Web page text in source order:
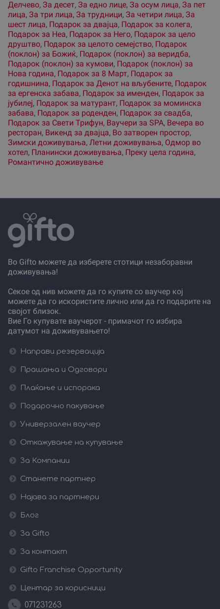
Делчево, За десет, За едно лице, За осум лица, За пет
лица, За три лица, За трудници, За четири лица, За
шест лица, Подарок за двајца, Подарок за колега,
Подарок за Неа, Подарок за Него, Подарок за цело
друштво, Подарок за целото семејство, Подарок
(поклон) за Божиќ, Подарок (поклон) за веридба,
Подарок (поклон) за кумови, Подарок (поклон) за
Нова година, Подарок за 8 Март, Подарок за
годишнина, Подарок за Денот на вљубените, Подарок
за ергенска забава, Подарок за именден, Подарок за
јубилеј, Подарок за матурант, Подарок за моминска
забава, Подарок за роденден, Подарок за свадба,
Подарок за Свети Трифун, Ваучери за SPA, Вечера во
ресторан, Викенд за двајца, Во затворен простор,
Зимски доживувања, Летни доживувања, Одмор во
хотел, Планински доживувања, Преку цела година,
Романтично доживување
Во Gifto можете да изберете стотици незаборавни
доживувања!
Секое од нив можете да го купите со ваучер кој
можете да го искористите лично или да го подарите на
својот близок.
Вие Го купувате ваучерот - примачот го избира
датумот на доживувањето!
Направи резервација
Прашања и Одговори
Плаќање и испорака
Подарочно пакување
Универзален ваучер
Откажување на купување
За Компании
Станете партнер
Најава за партнери
Блог
За Gifto
За контакт
Gifto Franchise Opportunity
Центар за корисници
071231263